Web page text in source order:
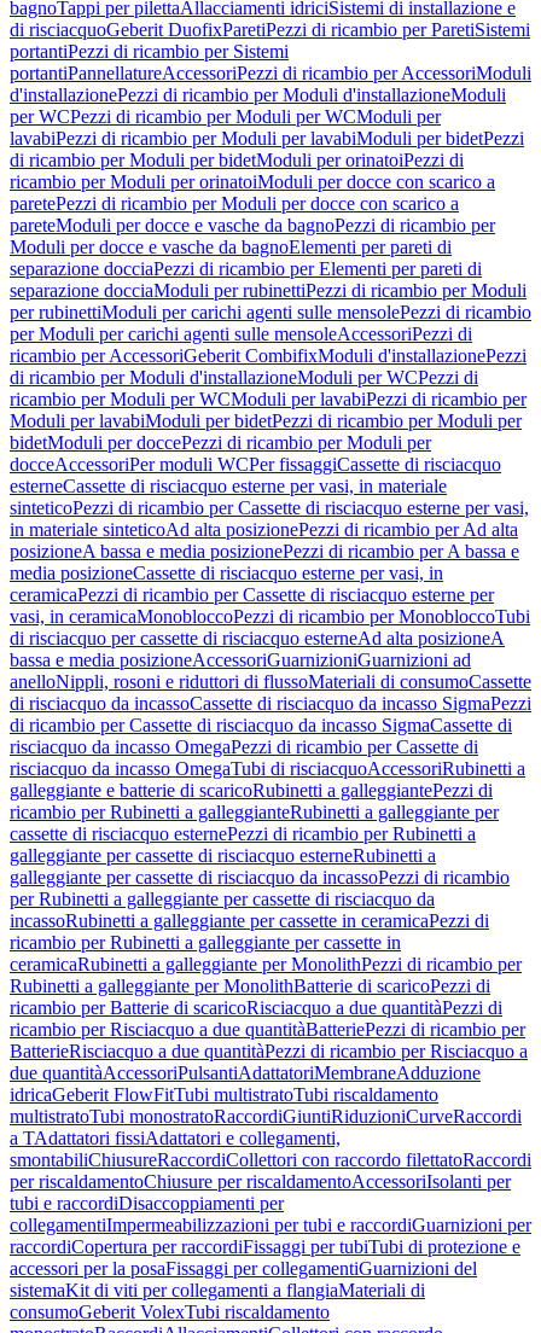
bagnoTappi per pilettaAllacciamenti idriciSistemi di installazione e
di risciacquoGeberit DuofixParetiPezzi di ricambio per ParetiSistemi
portantiPezzi di ricambio per Sistemi
portantiPannellatureAccessoriPezzi di ricambio per AccessoriModuli
d'installazionePezzi di ricambio per Moduli d'installazioneModuli
per WCPezzi di ricambio per Moduli per WCModuli per
lavabiPezzi di ricambio per Moduli per lavabiModuli per bidetPezzi
di ricambio per Moduli per bidetModuli per orinatoiPezzi di
ricambio per Moduli per orinatoiModuli per docce con scarico a
paretePezzi di ricambio per Moduli per docce con scarico a
pareteModuli per docce e vasche da bagnoPezzi di ricambio per
Moduli per docce e vasche da bagnoElementi per pareti di
separazione docciaPezzi di ricambio per Elementi per pareti di
separazione docciaModuli per rubinettiPezzi di ricambio per Moduli
per rubinettiModuli per carichi agenti sulle mensolePezzi di ricambio
per Moduli per carichi agenti sulle mensoleAccessoriPezzi di
ricambio per AccessoriGeberit CombifixModuli d'installazionePezzi
di ricambio per Moduli d'installazioneModuli per WCPezzi di
ricambio per Moduli per WCModuli per lavabiPezzi di ricambio per
Moduli per lavabiModuli per bidetPezzi di ricambio per Moduli per
bidetModuli per doccePezzi di ricambio per Moduli per
docceAccessoriPer moduli WCPer fissaggiCassette di risciacquo
esterneCassette di risciacquo esterne per vasi, in materiale
sinteticoPezzi di ricambio per Cassette di risciacquo esterne per vasi,
in materiale sinteticoAd alta posizionePezzi di ricambio per Ad alta
posizioneA bassa e media posizionePezzi di ricambio per A bassa e
media posizioneCassette di risciacquo esterne per vasi, in
ceramicaPezzi di ricambio per Cassette di risciacquo esterne per
vasi, in ceramicaMonobloccoPezzi di ricambio per MonobloccoTubi
di risciacquo per cassette di risciacquo esterneAd alta posizioneA
bassa e media posizioneAccessoriGuarnizioniGuarnizioni ad
anelloNippli, rosoni e riduttori di flussoMateriali di consumoCassette
di risciacquo da incassoCassette di risciacquo da incasso SigmaPezzi
di ricambio per Cassette di risciacquo da incasso SigmaCassette di
risciacquo da incasso OmegaPezzi di ricambio per Cassette di
risciacquo da incasso OmegaTubi di risciacquoAccessoriRubinetti a
galleggiante e batterie di scaricoRubinetti a galleggiantePezzi di
ricambio per Rubinetti a galleggianteRubinetti a galleggiante per
cassette di risciacquo esternePezzi di ricambio per Rubinetti a
galleggiante per cassette di risciacquo esterneRubinetti a
galleggiante per cassette di risciacquo da incassoPezzi di ricambio
per Rubinetti a galleggiante per cassette di risciacquo da
incassoRubinetti a galleggiante per cassette in ceramicaPezzi di
ricambio per Rubinetti a galleggiante per cassette in
ceramicaRubinetti a galleggiante per MonolithPezzi di ricambio per
Rubinetti a galleggiante per MonolithBatterie di scaricoPezzi di
ricambio per Batterie di scaricoRisciacquo a due quantitàPezzi di
ricambio per Risciacquo a due quantitàBatteriePezzi di ricambio per
BatterieRisciacquo a due quantitàPezzi di ricambio per Risciacquo a
due quantitàAccessoriPulsantiAdattatoriMembraneAdduzione
idricaGeberit FlowFitTubi multistratoTubi riscaldamento
multistratoTubi monostratoRaccordiGiuntiRiduzioniCurveRaccordi
a TAdattatori fissiAdattatori e collegamenti,
smontabiliChiusureRaccordiCollettori con raccordo filettatoRaccordi
per riscaldamentoChiusure per riscaldamentoAccessoriIsolanti per
tubi e raccordiDisaccoppiamenti per
collegamentiImpermeabilizzazioni per tubi e raccordiGuarnizioni per
raccordiCopertura per raccordiFissaggi per tubiTubi di protezione e
accessori per la posaFissaggi per collegamentiGuarnizioni del
sistemaKit di viti per collegamenti a flangiaMateriali di
consumoGeberit VolexTubi riscaldamento